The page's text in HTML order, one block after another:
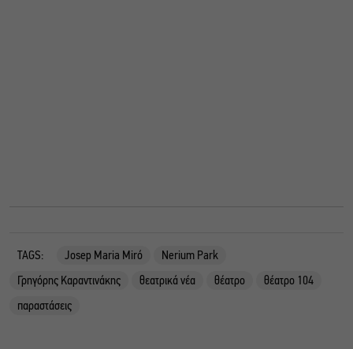
TAGS: Josep Maria Mirό
Nerium Park
Γρηγόρης Καραντινάκης
θεατρικά νέα θέατρο
θέατρο 104
παραστάσεις